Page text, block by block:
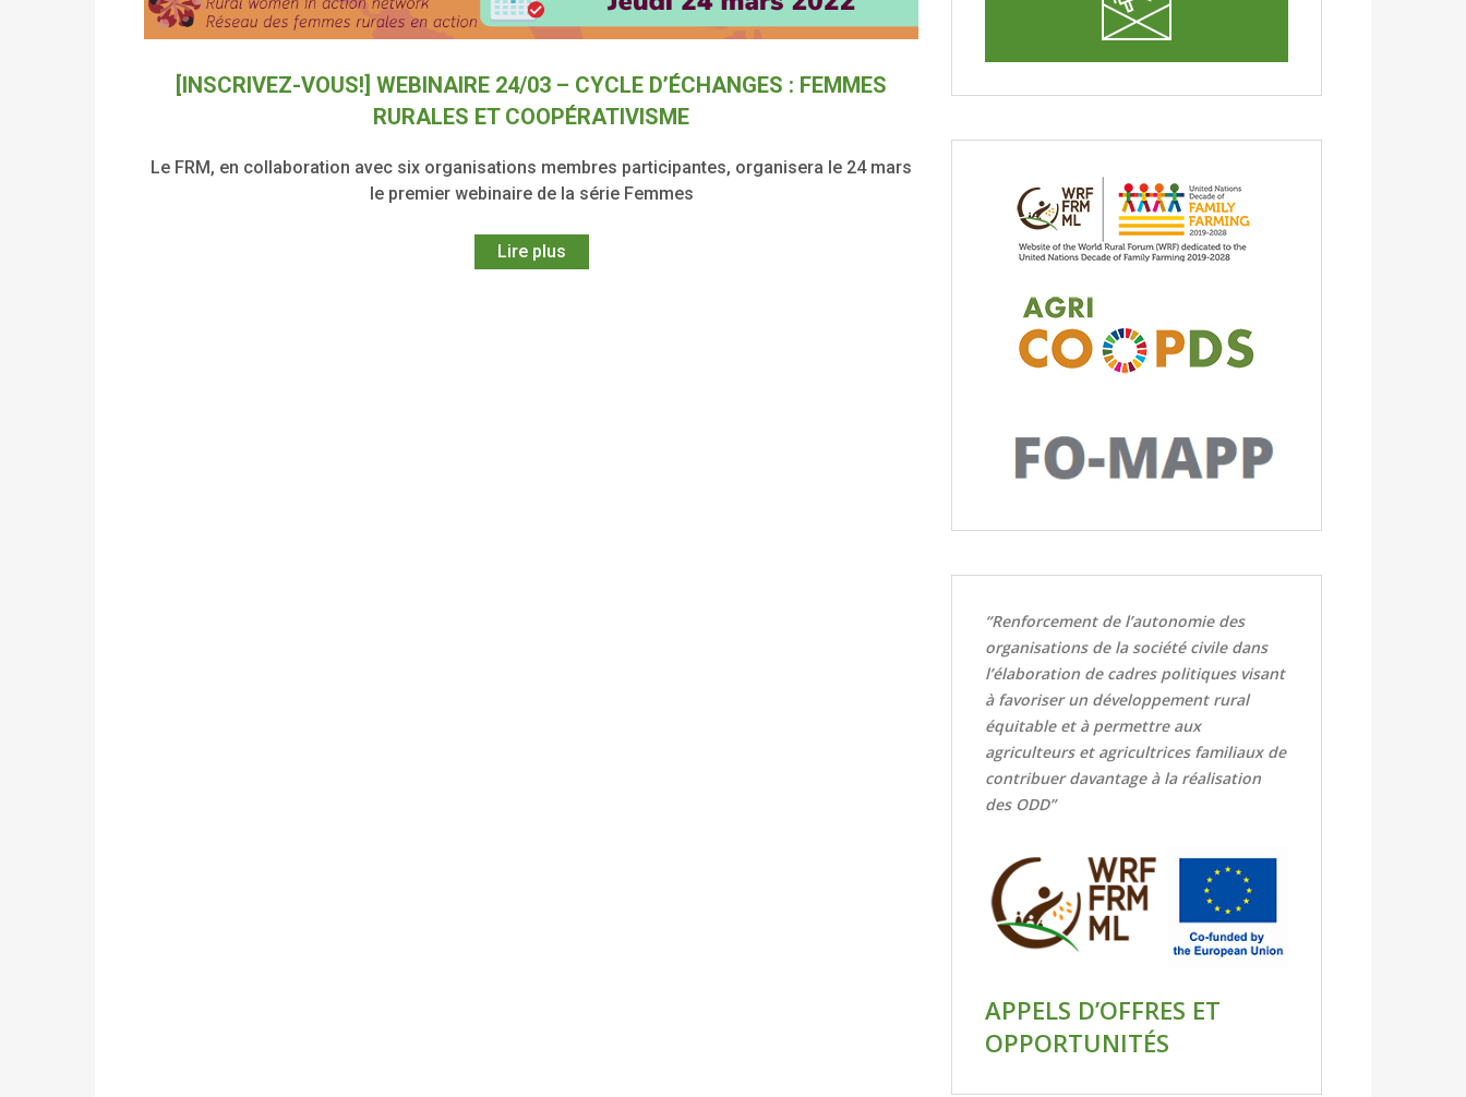
[INSCRIVEZ-VOUS!] WEBINAIRE 24/03 – CYCLE D’ÉCHANGES : FEMMES
RURALES ET COOPÉRATIVISME
Le FRM, en collaboration avec six organisations membres participantes, organisera le 24 mars
le premier webinaire de la série Femmes
Lire plus
“Renforcement de l’autonomie des
organisations de la société civile dans
l’élaboration de cadres politiques visant
à favoriser un développement rural
équitable et à permettre aux
agriculteurs et agricultrices familiaux de
contribuer davantage à la réalisation
des ODD”
APPELS D’OFFRES ET
OPPORTUNITÉS